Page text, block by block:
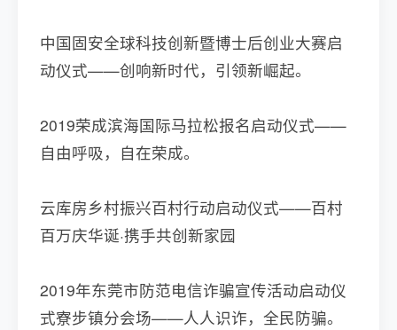
中国固安全球科技创新暨博士后创业大赛启
动仪式——创响新时代，引领新崛起。
2019荣成滨海国际马拉松报名启动仪式——
自由呼吸，自在荣成。
云库房乡村振兴百村行动启动仪式——百村
百万庆华诞·携手共创新家园
2019年东莞市防范电信诈骗宣传活动启动仪
式寮步镇分会场——人人识诈，全民防骗。